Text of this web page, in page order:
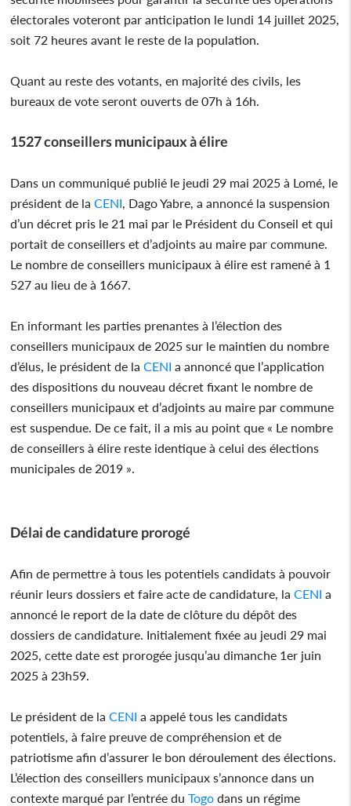
électorales voteront par anticipation le lundi 14 juillet 2025,
soit 72 heures avant le reste de la population.
Quant au reste des votants, en majorité des civils, les
bureaux de vote seront ouverts de 07h à 16h.
1527 conseillers municipaux à élire
Dans un communiqué publié le jeudi 29 mai 2025 à Lomé, le
président de la CENI , Dago Yabre, a annoncé la suspension
d’un décret pris le 21 mai par le Président du Conseil et qui
portait de conseillers et d’adjoints au maire par commune.
Le nombre de conseillers municipaux à élire est ramené à 1
527 au lieu de à 1667.
En informant les parties prenantes à l’élection des
conseillers municipaux de 2025 sur le maintien du nombre
d’élus, le président de la CENI a annoncé que l’application
des dispositions du nouveau décret fixant le nombre de
conseillers municipaux et d’adjoints au maire par commune
est suspendue. De ce fait, il a mis au point que « Le nombre
de conseillers à élire reste identique à celui des élections
municipales de 2019 ».
Délai de candidature prorogé
Afin de permettre à tous les potentiels candidats à pouvoir
réunir leurs dossiers et faire acte de candidature, la CENI a
annoncé le report de la date de clôture du dépôt des
dossiers de candidature. Initialement fixée au jeudi 29 mai
2025, cette date est prorogée jusqu’au dimanche 1er juin
2025 à 23h59.
Le président de la CENI a appelé tous les candidats
potentiels, à faire preuve de compréhension et de
patriotisme afin d’assurer le bon déroulement des élections.
L’élection des conseillers municipaux s’annonce dans un
contexte marqué par l’entrée duTogo dans un régime